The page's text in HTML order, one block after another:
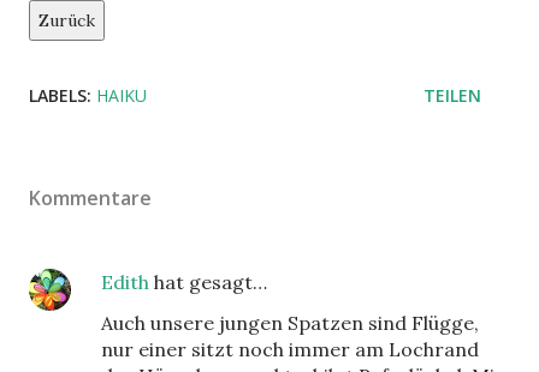
Zurück
LABELS: HAIKU TEILEN
Kommentare
Edith hat gesagt…
Auch unsere jungen Spatzen sind Flügge,
nur einer sitzt noch immer am Lochrand